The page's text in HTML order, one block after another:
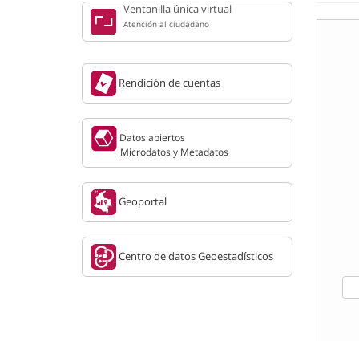
Ventanilla única virtual
Atención al ciudadano
Rendición de cuentas
Datos abiertos
Microdatos y Metadatos
Geoportal
Centro de datos Geoestadísticos